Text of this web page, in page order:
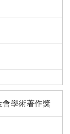
學術著作獎